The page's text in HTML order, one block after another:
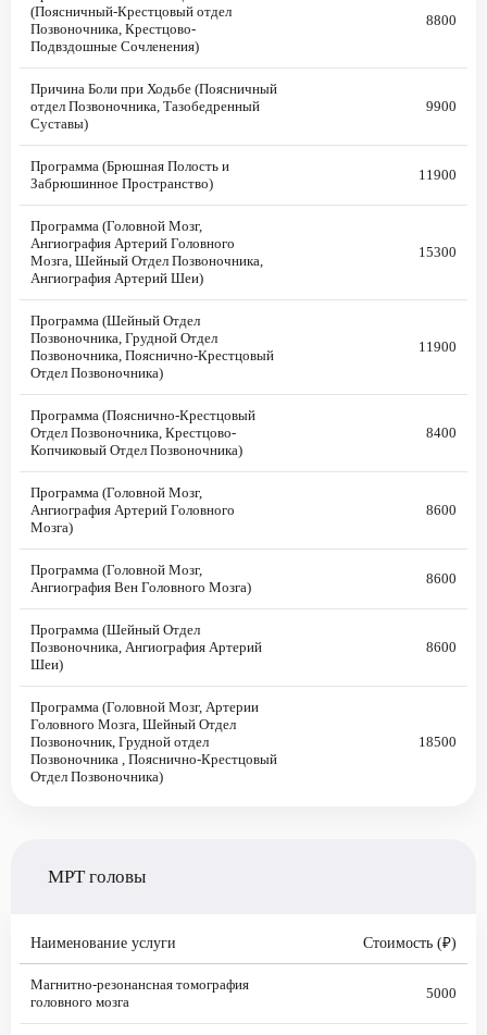
(Поясничный-Крестцовый отдел
Позвоночника, Крестцово-
Подвздошные Сочленения)
8800
Причина Боли при Ходьбе (Поясничный
отдел Позвоночника, Тазобедренный
Суставы)
9900
Программа (Брюшная Полость и
Забрюшинное Пространство)
11900
Программа (Головной Мозг,
Ангиография Артерий Головного
Мозга, Шейный Отдел Позвоночника,
Ангиография Артерий Шеи)
15300
Программа (Шейный Отдел
Позвоночника, Грудной Отдел
Позвоночника, Пояснично-Крестцовый
Отдел Позвоночника)
11900
Программа (Пояснично-Крестцовый
Отдел Позвоночника, Крестцово-
Копчиковый Отдел Позвоночника)
8400
Программа (Головной Мозг,
Ангиография Артерий Головного
Мозга)
8600
Программа (Головной Мозг,
Ангиография Вен Головного Мозга)
8600
Программа (Шейный Отдел
Позвоночника, Ангиография Артерий
Шеи)
8600
Программа (Головной Мозг, Артерии
Головного Мозга, Шейный Отдел
Позвоночник, Грудной отдел
Позвоночника , Пояснично-Крестцовый
Отдел Позвоночника)
18500
МРТ головы
Наименование услуги Стоимость (₽)
Магнитно-резонансная томография
головного мозга
5000